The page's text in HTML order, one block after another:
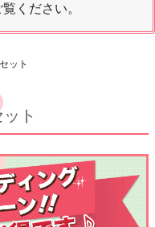
覧ください。
ット
ト